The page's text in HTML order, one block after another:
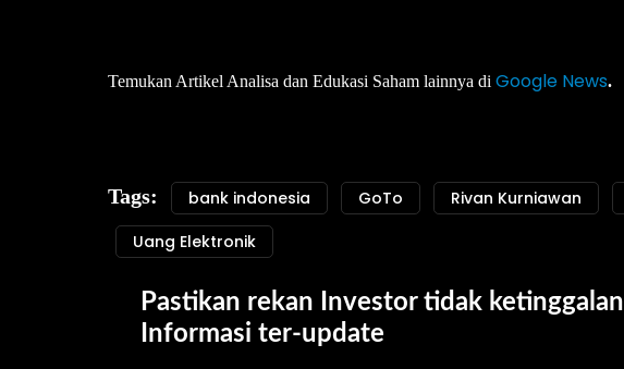
Temukan Artikel Analisa dan Edukasi Saham lainnya di Google News.
Tags: bank indonesia GoTo Rivan Kurniawan
Uang Elektronik
Pastikan rekan Investor tidak ketinggalan
Informasi ter-update